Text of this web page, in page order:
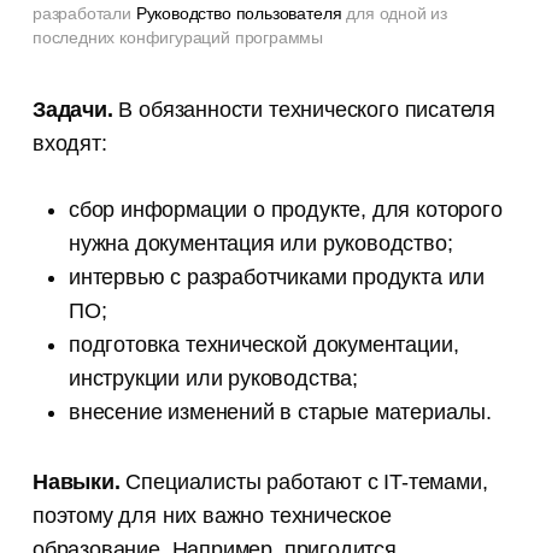
разработали Руководство пользователя для одной из
последних конфигураций программы
Задачи. В обязанности технического писателя
входят:
сбор информации о продукте, для которого
нужна документация или руководство;
интервью с разработчиками продукта или
ПО;
подготовка технической документации,
инструкции или руководства;
внесение изменений в старые материалы.
Навыки. Специалисты работают с IT-темами,
поэтому для них важно техническое